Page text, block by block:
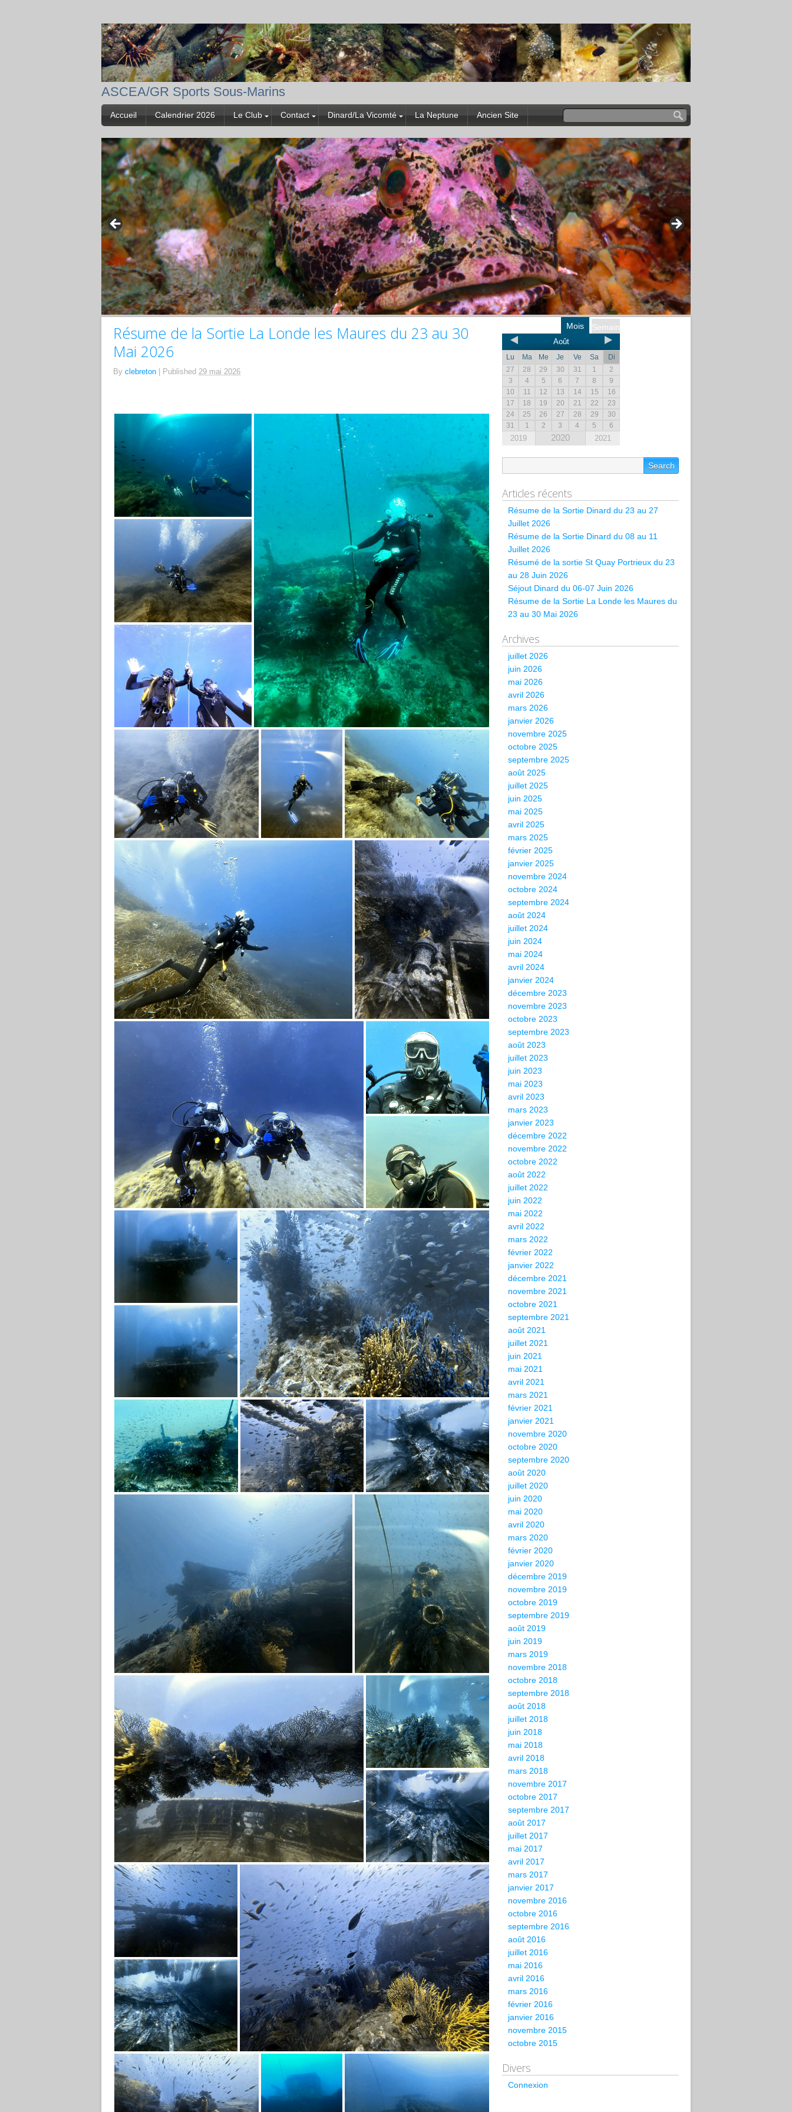
ASCEA/GR Sports Sous-Marins
Accueil Calendrier 2026 Le Club Contact Dinard/La Vicomté La Neptune Ancien Site
Résume de la Sortie La Londe les Maures du 23 au 30
Mai 2026
By clebreton Published 29 mai 2026
Semaine
Mois
Août
Lu Ma Me Je Ve Sa
Di
27
28 29 30 31 1
2
3
4 5 6 7 8
9
10
11 12 13 14 15
16
17
18 19 20 21 22
23
24
25 26 27 28 29
30
31
1 2 3 4 5 6
2019 2020 2021
Articles récents
Résume de la Sortie Dinard du 23 au 27
Juillet 2026
Résume de la Sortie Dinard du 08 au 11
Juillet 2026
Résumé de la sortie St Quay Portrieux du 23
au 28 Juin 2026
Séjout Dinard du 06-07 Juin 2026
Résume de la Sortie La Londe les Maures du
23 au 30 Mai 2026
Archives
juillet 2026
juin 2026
mai 2026
avril 2026
mars 2026
janvier 2026
novembre 2025
octobre 2025
septembre 2025
août 2025
juillet 2025
juin 2025
mai 2025
avril 2025
mars 2025
février 2025
janvier 2025
novembre 2024
octobre 2024
septembre 2024
août 2024
juillet 2024
juin 2024
mai 2024
avril 2024
janvier 2024
décembre 2023
novembre 2023
octobre 2023
septembre 2023
août 2023
juillet 2023
juin 2023
mai 2023
avril 2023
mars 2023
janvier 2023
décembre 2022
novembre 2022
octobre 2022
août 2022
juillet 2022
juin 2022
mai 2022
avril 2022
mars 2022
février 2022
janvier 2022
décembre 2021
novembre 2021
octobre 2021
septembre 2021
août 2021
juillet 2021
juin 2021
mai 2021
avril 2021
mars 2021
février 2021
janvier 2021
novembre 2020
octobre 2020
septembre 2020
août 2020
juillet 2020
juin 2020
mai 2020
avril 2020
mars 2020
février 2020
janvier 2020
décembre 2019
novembre 2019
octobre 2019
septembre 2019
août 2019
juin 2019
mars 2019
novembre 2018
octobre 2018
septembre 2018
août 2018
juillet 2018
juin 2018
mai 2018
avril 2018
mars 2018
novembre 2017
octobre 2017
septembre 2017
août 2017
juillet 2017
mai 2017
avril 2017
mars 2017
janvier 2017
novembre 2016
octobre 2016
septembre 2016
août 2016
juillet 2016
mai 2016
avril 2016
mars 2016
février 2016
janvier 2016
novembre 2015
octobre 2015
Divers
Connexion